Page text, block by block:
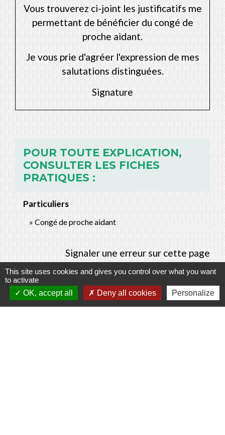
Vous trouverez ci-joint les justificatifs me
permettant de bénéficier du congé de
proche aidant.
Je vous prie d'agréer l'expression de mes
salutations distinguées.
Signature
POUR TOUTE EXPLICATION,
CONSULTER LES FICHES
PRATIQUES :
Particuliers
Congé de proche aidant
Signaler une erreur sur cette page
Contacts
This site uses cookies and gives you control over what you want
to activate
OK, accept all
Deny all cookies Personalize